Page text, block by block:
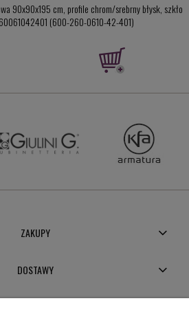
90x90x195 cm, profile chrom/srebrny błysk, szkło
(600-260-0610-42-401)
ZAKUPY
DOSTAWY